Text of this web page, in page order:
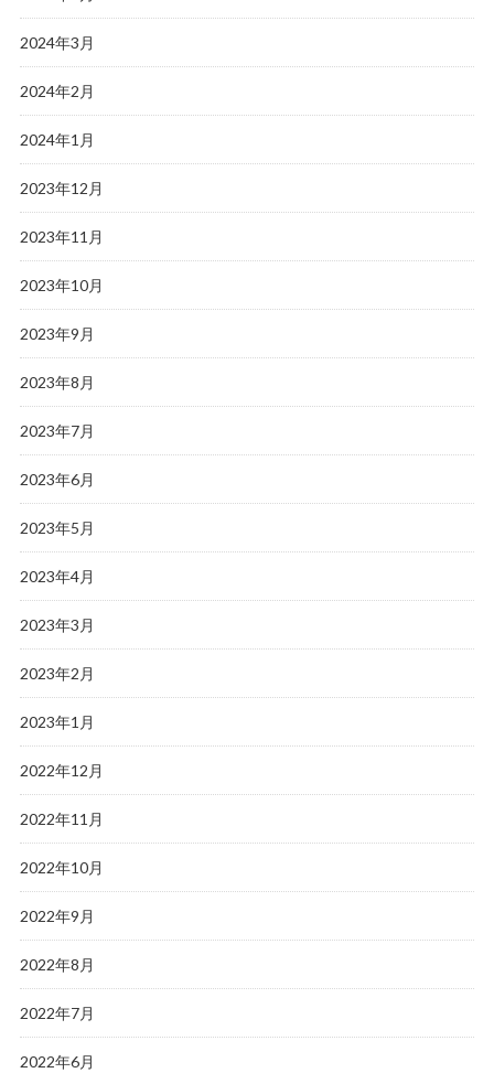
2024年3月
2024年2月
2024年1月
2023年12月
2023年11月
2023年10月
2023年9月
2023年8月
2023年7月
2023年6月
2023年5月
2023年4月
2023年3月
2023年2月
2023年1月
2022年12月
2022年11月
2022年10月
2022年9月
2022年8月
2022年7月
2022年6月